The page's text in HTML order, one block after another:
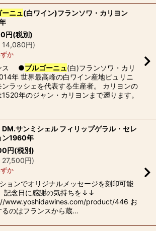
ーニュ(白ワイン)フランソワ・カリヨン
円(税別)
14,080円)
か
ス ●ブルゴーニュ(白)フランソワ・カリ
年 世界最高峰の白ワイン産地ピュリニ
ンラッシェを代表する生産者。 カリヨンの
1520年のジャン・カリヨンまで遡ります。
DM.サンミシェル フィリップゲラル・セレ
ン1960年
円(税別)
27,500円)
か
ョンでオリジナルメッセージを刻印可能
記念日に感謝の気持ちを↓↓
www.yoshidawines.com/product/446 お
るのはフランスから蔵…